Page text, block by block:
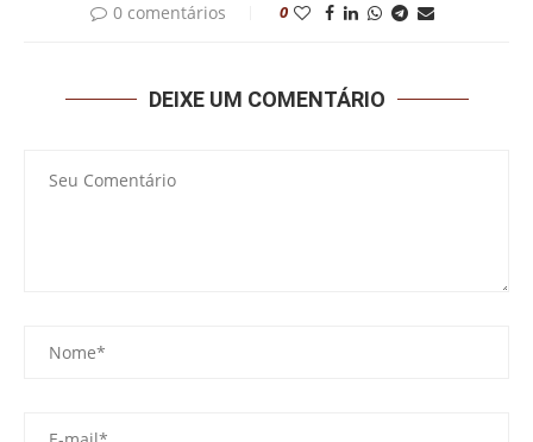
0 comentários 0
DEIXE UM COMENTÁRIO